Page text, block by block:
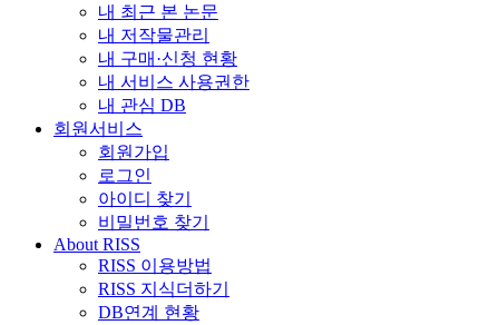
내 최근 본 논문
내 저작물관리
내 구매·신청 현황
내 서비스 사용권한
내 관심 DB
회원서비스
회원가입
로그인
아이디 찾기
비밀번호 찾기
About RISS
RISS 이용방법
RISS 지식더하기
DB연계 현황